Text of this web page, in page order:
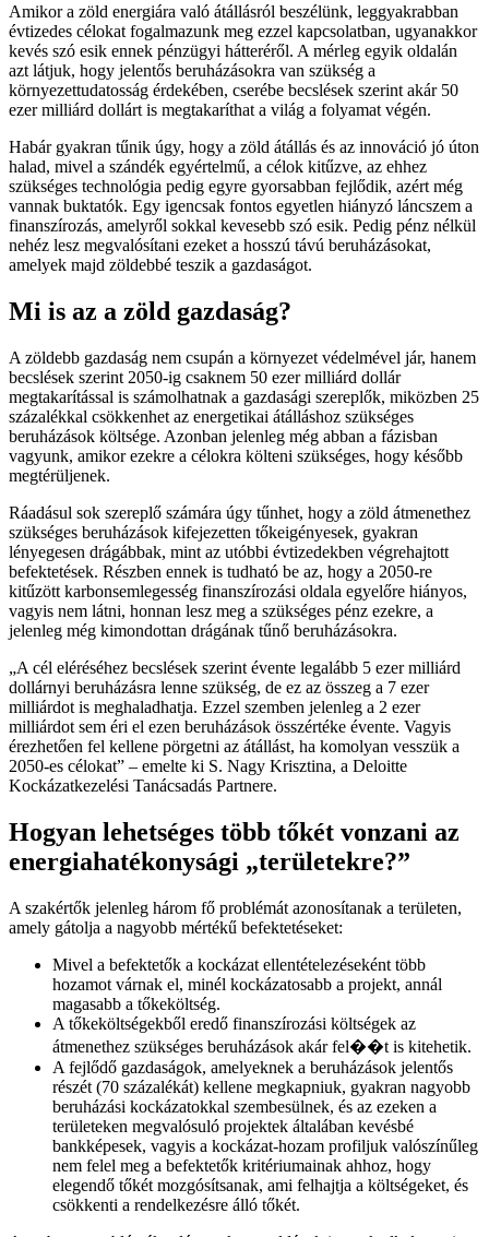
Amikor a zöld energiára való átállásról beszélünk, leggyakrabban
évtizedes célokat fogalmazunk meg ezzel kapcsolatban, ugyanakkor
kevés szó esik ennek pénzügyi hátteréről. A mérleg egyik oldalán
azt látjuk, hogy jelentős beruházásokra van szükség a
környezettudatosság érdekében, cserébe becslések szerint akár 50
ezer milliárd dollárt is megtakaríthat a világ a folyamat végén.
Habár gyakran tűnik úgy, hogy a zöld átállás és az innováció jó úton
halad, mivel a szándék egyértelmű, a célok kitűzve, az ehhez
szükséges technológia pedig egyre gyorsabban fejlődik, azért még
vannak buktatók. Egy igencsak fontos egyetlen hiányzó láncszem a
finanszírozás, amelyről sokkal kevesebb szó esik. Pedig pénz nélkül
nehéz lesz megvalósítani ezeket a hosszú távú beruházásokat,
amelyek majd zöldebbé teszik a gazdaságot.
Mi is az a zöld gazdaság?
A zöldebb gazdaság nem csupán a környezet védelmével jár, hanem
becslések szerint 2050-ig csaknem 50 ezer milliárd dollár
megtakarítással is számolhatnak a gazdasági szereplők, miközben 25
százalékkal csökkenhet az energetikai átálláshoz szükséges
beruházások költsége. Azonban jelenleg még abban a fázisban
vagyunk, amikor ezekre a célokra költeni szükséges, hogy később
megtérüljenek.
Ráadásul sok szereplő számára úgy tűnhet, hogy a zöld átmenethez
szükséges beruházások kifejezetten tőkeigényesek, gyakran
lényegesen drágábbak, mint az utóbbi évtizedekben végrehajtott
befektetések. Részben ennek is tudható be az, hogy a 2050-re
kitűzött karbonsemlegesség finanszírozási oldala egyelőre hiányos,
vagyis nem látni, honnan lesz meg a szükséges pénz ezekre, a
jelenleg még kimondottan drágának tűnő beruházásokra.
A cél eléréséhez becslések szerint évente legalább 5 ezer milliárd
dollárnyi beruházásra lenne szükség, de ez az összeg a 7 ezer
milliárdot is meghaladhatja. Ezzel szemben jelenleg a 2 ezer
milliárdot sem éri el ezen beruházások összértéke évente. Vagyis
érezhetően fel kellene pörgetni az átállást, ha komolyan vesszük a
2050-es célokat
– emelte ki S. Nagy Krisztina, a Deloitte
Kockázatkezelési Tanácsadás Partnere.
Hogyan lehetséges több tőkét vonzani az
energiahatékonysági
területekre?
A szakértők jelenleg három fő problémát azonosítanak a területen,
amely gátolja a nagyobb mértékű befektetéseket:
Mivel a befektetők a kockázat ellentételezéseként több
hozamot várnak el, minél kockázatosabb a projekt, annál
magasabb a tőkeköltség.
A tőkeköltségekből eredő finanszírozási költségek az
átmenethez szükséges beruházások akár fel��t is kitehetik.
A fejlődő gazdaságok, amelyeknek a beruházások jelentős
részét (70 százalékát) kellene megkapniuk, gyakran nagyobb
beruházási kockázatokkal szembesülnek, és az ezeken a
területeken megvalósuló projektek általában kevésbé
bankképesek, vagyis a kockázat-hozam profiljuk valószínűleg
nem felel meg a befektetők kritériumainak ahhoz, hogy
elegendő tőkét mozgósítsanak, ami felhajtja a költségeket, és
csökkenti a rendelkezésre álló tőkét.